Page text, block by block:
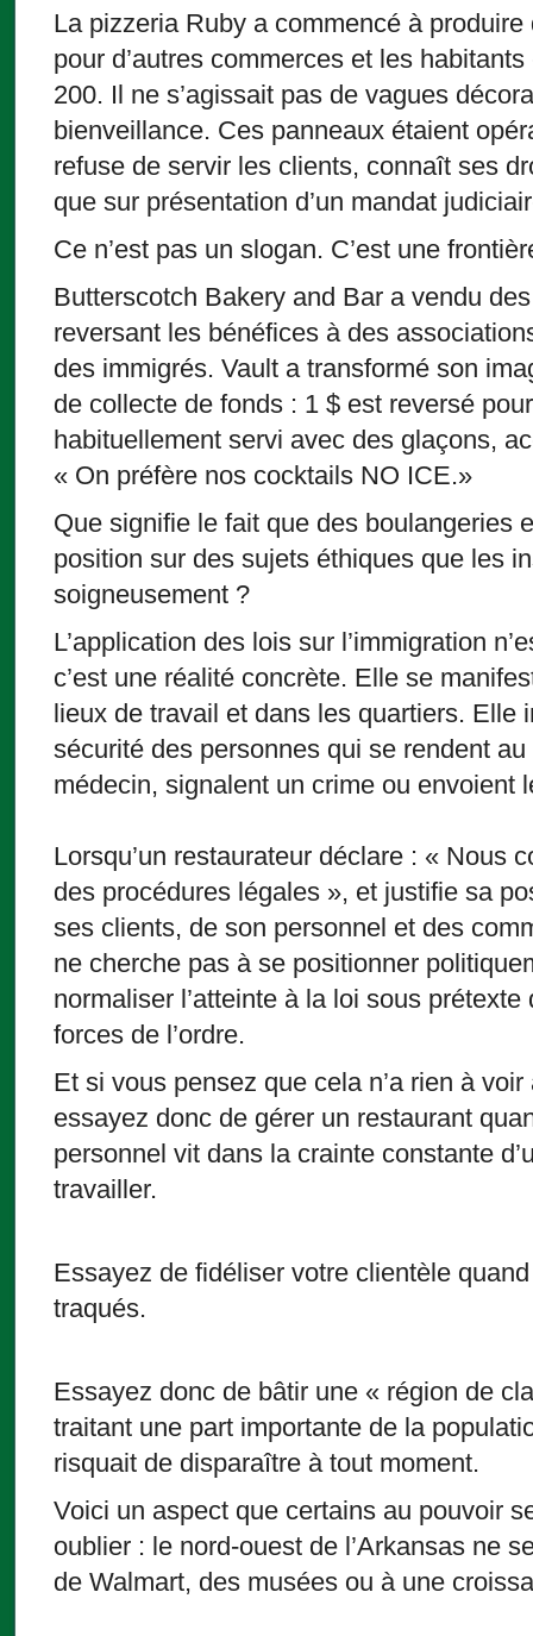
La pizzeria Ruby a commencé à
pour d’autres commerces et les
200. Il ne s’agissait pas de vagues
bienveillance. Ces panneaux étaient
refuse de servir les clients, connaît ses
que sur présentation d’un mandat
Ce n’est pas un slogan. C’est une
Butterscotch Bakery and Bar a vendu
reversant les bénéfices à des
des immigrés. Vault a transformé son
de collecte de fonds : 1 $ est reversé
habituellement servi avec des glaçons,
« On préfère nos cocktails NO ICE.»
Que signifie le fait que des boulangeries
position sur des sujets éthiques que les
soigneusement ?
L’application des lois sur l’immigration
c’est une réalité concrète. Elle se
lieux de travail et dans les quartiers. Elle
sécurité des personnes qui se rendent
médecin, signalent un crime ou envoient
Lorsqu’un restaurateur déclare : « Nous
des procédures légales », et justifie sa
ses clients, de son personnel et des
ne cherche pas à se positionner
normaliser l’atteinte à la loi sous prétexte
forces de l’ordre.
Et si vous pensez que cela n’a rien à
essayez donc de gérer un restaurant
personnel vit dans la crainte constante
travailler.
Essayez de fidéliser votre clientèle
traqués.
Essayez donc de bâtir une « région de
traitant une part importante de la
risquait de disparaître à tout moment.
Voici un aspect que certains au pouvoir
oublier : le nord-ouest de l’Arkansas ne
de Walmart, des musées ou à une